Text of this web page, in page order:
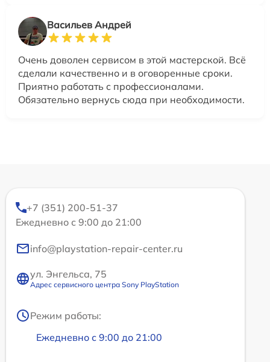
Васильев Андрей
Очень доволен сервисом в этой мастерской. Всё
сделали качественно и в оговоренные сроки.
Приятно работать с профессионалами.
Обязательно вернусь сюда при необходимости.
+7 (351) 200-51-37
Ежедневно с 9:00 до 21:00
info@playstation-repair-center.ru
ул. Энгельса, 75
Адрес сервисного центра Sony PlayStation
Режим работы:
Ежедневно с 9:00 до 21:00